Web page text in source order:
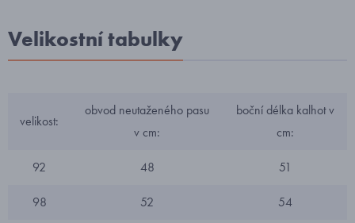
Velikostní tabulky
velikost:
obvod neutaženého pasu
v cm:
boční délka kalhot v
cm:
92 48 51
98 52 54